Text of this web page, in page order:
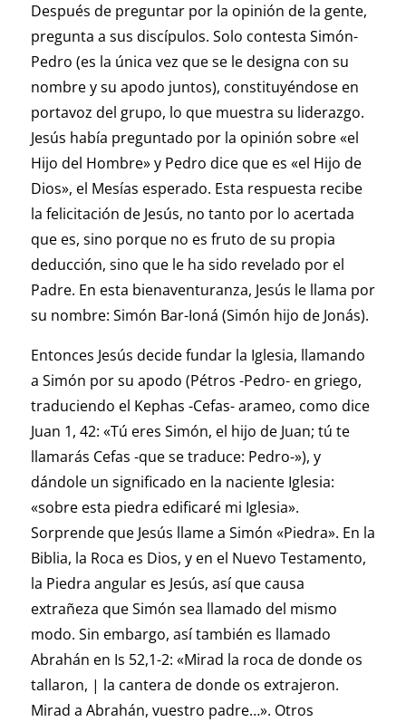
Después de preguntar por la opinión de la gente,
pregunta a sus discípulos. Solo contesta Simón-
Pedro (es la única vez que se le designa con su
nombre y su apodo juntos), constituyéndose en
portavoz del grupo, lo que muestra su liderazgo.
Jesús había preguntado por la opinión sobre «el
Hijo del Hombre» y Pedro dice que es «el Hijo de
Dios», el Mesías esperado. Esta respuesta recibe
la felicitación de Jesús, no tanto por lo acertada
que es, sino porque no es fruto de su propia
deducción, sino que le ha sido revelado por el
Padre. En esta bienaventuranza, Jesús le llama por
su nombre: Simón Bar-Ioná (Simón hijo de Jonás).
Entonces Jesús decide fundar la Iglesia, llamando
a Simón por su apodo (Pétros -Pedro- en griego,
traduciendo el Kephas -Cefas- arameo, como dice
Juan 1, 42: «Tú eres Simón, el hijo de Juan; tú te
llamarás Cefas -que se traduce: Pedro-»), y
dándole un significado en la naciente Iglesia:
«sobre esta piedra edificaré mi Iglesia».
Sorprende que Jesús llame a Simón «Piedra». En la
Biblia, la Roca es Dios, y en el Nuevo Testamento,
la Piedra angular es Jesús, así que causa
extrañeza que Simón sea llamado del mismo
modo. Sin embargo, así también es llamado
Abrahán en Is 52,1-2: «Mirad la roca de donde os
tallaron, | la cantera de donde os extrajeron.
Mirad a Abrahán, vuestro padre…». Otros